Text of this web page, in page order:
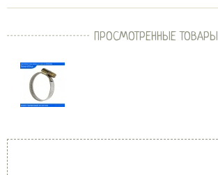
ПРОСМОТРЕННЫЕ ТОВАРЫ